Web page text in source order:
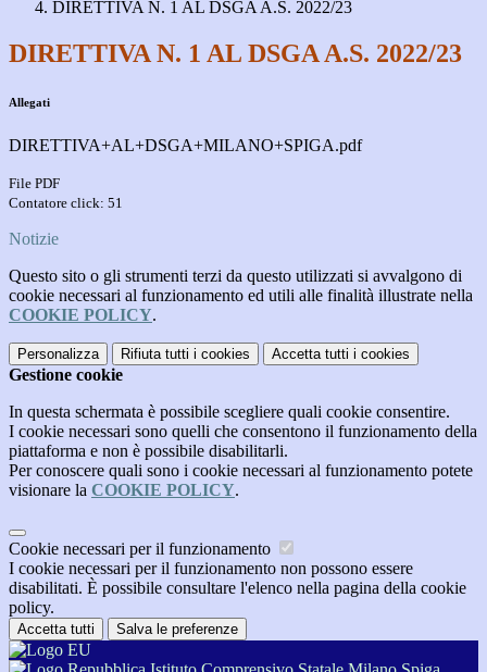
DIRETTIVA N. 1 AL DSGA A.S. 2022/23
DIRETTIVA N. 1 AL DSGA A.S. 2022/23
Allegati
DIRETTIVA+AL+DSGA+MILANO+SPIGA.pdf
File PDF
Contatore click: 51
Notizie
Questo sito o gli strumenti terzi da questo utilizzati si avvalgono di
cookie necessari al funzionamento ed utili alle finalità illustrate nella
COOKIE POLICY.
Personalizza Rifiuta tutti i cookies Accetta tutti i cookies
Gestione cookie
In questa schermata è possibile scegliere quali cookie consentire.
I cookie necessari sono quelli che consentono il funzionamento della
piattaforma e non è possibile disabilitarli.
Per conoscere quali sono i cookie necessari al funzionamento potete
visionare la COOKIE POLICY.
Cookie necessari per il funzionamento
I cookie necessari per il funzionamento non possono essere
disabilitati. È possibile consultare l'elenco nella pagina della cookie
policy.
Accetta tutti Salva le preferenze